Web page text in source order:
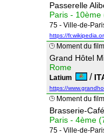
Passerelle
Paris - 10ème
75 - Ville-de-
https://
Moment du
Grand Hôtel
Rome
Latium /
https://
Moment du
Brasserie-
Paris - 4ème
75 - Ville-de-